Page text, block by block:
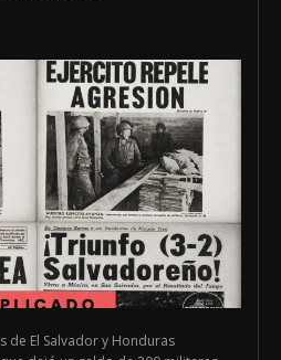
de El Salvador y Honduras